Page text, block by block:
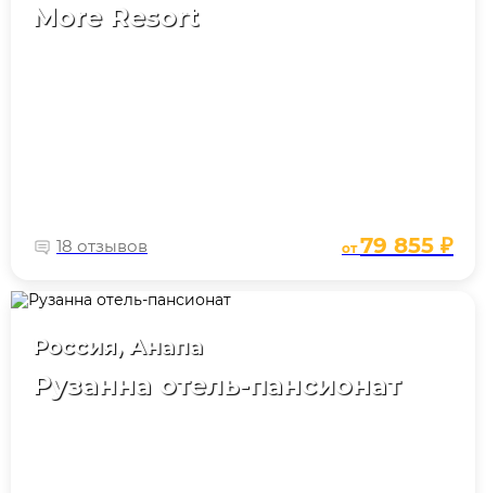
More Resort
18 отзывов от79 855 ₽
Россия, Анапа
Рузанна отель-пансионат